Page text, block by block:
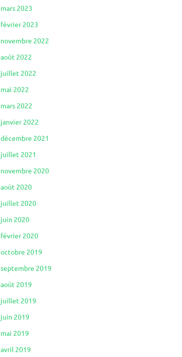
mars 2023
février 2023
novembre 2022
août 2022
juillet 2022
mai 2022
mars 2022
janvier 2022
décembre 2021
juillet 2021
novembre 2020
août 2020
juillet 2020
juin 2020
février 2020
octobre 2019
septembre 2019
août 2019
juillet 2019
juin 2019
mai 2019
avril 2019